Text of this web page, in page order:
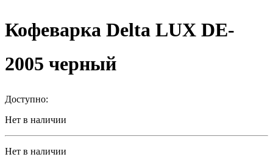
Кофеварка Delta LUX DE-
2005 черный
Доступно:
Нет в наличии
Нет в наличии